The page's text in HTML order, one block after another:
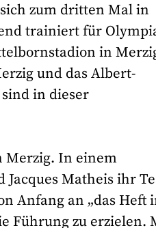
zum dritten Mal in
trainiert für
in
und das Albert-
in dieser
Merzig. In einem
Matheis ihr
Anfang an „das Heft
Führung zu erzielen.